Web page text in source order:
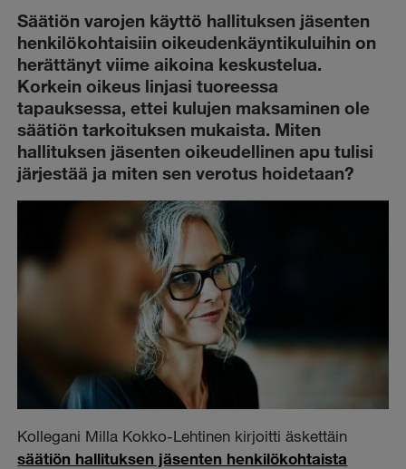
Säätiön varojen käyttö hallituksen jäsenten
henkilökohtaisiin oikeudenkäyntikuluihin on
herättänyt viime aikoina keskustelua.
Korkein oikeus linjasi tuoreessa
tapauksessa, ettei kulujen maksaminen ole
säätiön tarkoituksen mukaista. Miten
hallituksen jäsenten oikeudellinen apu tulisi
järjestää ja miten sen verotus hoidetaan?
Kollegani Milla Kokko-Lehtinen kirjoitti äskettäin
säätiön hallituksen jäsenten henkilökohtaista